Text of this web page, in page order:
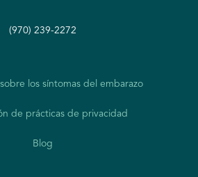
(970) 239-2272
los síntomas del embarazo
de prácticas de privacidad
Blog